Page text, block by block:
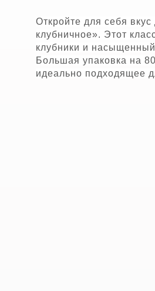
Откройте для себя
клубничное». Этот
клубники и
Большая упаковка на
идеально подходящее